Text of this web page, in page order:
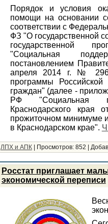
Порядок и условия
помощи на основании
соответствии с
ФЗ "О государственной
государственной
"Социальная
постановлением
апреля 2014 г. № 296
программы
граждан" (далее -
РФ "Социальная
Краснодарского
прожиточном минимуме
в Краснодарском крае".
ЛПХ и АПК| Просмотров: 852
Росстат приглашает
экономической переписи